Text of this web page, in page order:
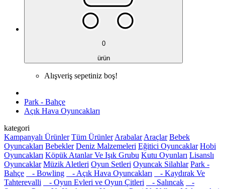
0
ürün
Alışveriş sepetiniz boş!
Park - Bahçe
Açık Hava Oyuncakları
kategori
Kampanyalı Ürünler Tüm Ürünler Arabalar Araçlar Bebek
Oyuncakları Bebekler Deniz Malzemeleri Eğitici Oyuncaklar Hobi
Oyuncakları Köpük Atanlar Ve Işık Grubu Kutu Oyunları Lisanslı
Oyuncaklar Müzik Aletleri Oyun Setleri Oyuncak Silahlar Park -
Bahçe
- Bowling - Açık Hava Oyuncakları
- Kaydırak Ve
Tahterevalli
- Oyun Evleri ve Oyun Çitleri - Salıncak
-